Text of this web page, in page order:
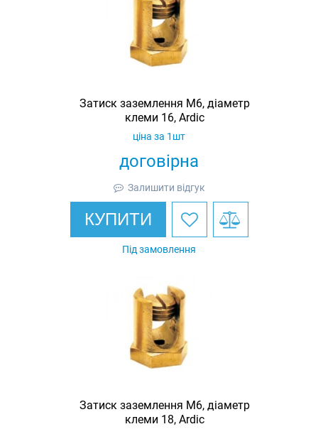
Затиск заземлення M6, діаметр
клеми 16, Ardic
договірна
ціна за 1шт
Залишити відгук
КУПИТИ
Під замовлення
Затиск заземлення M6, діаметр
клеми 18, Ardic